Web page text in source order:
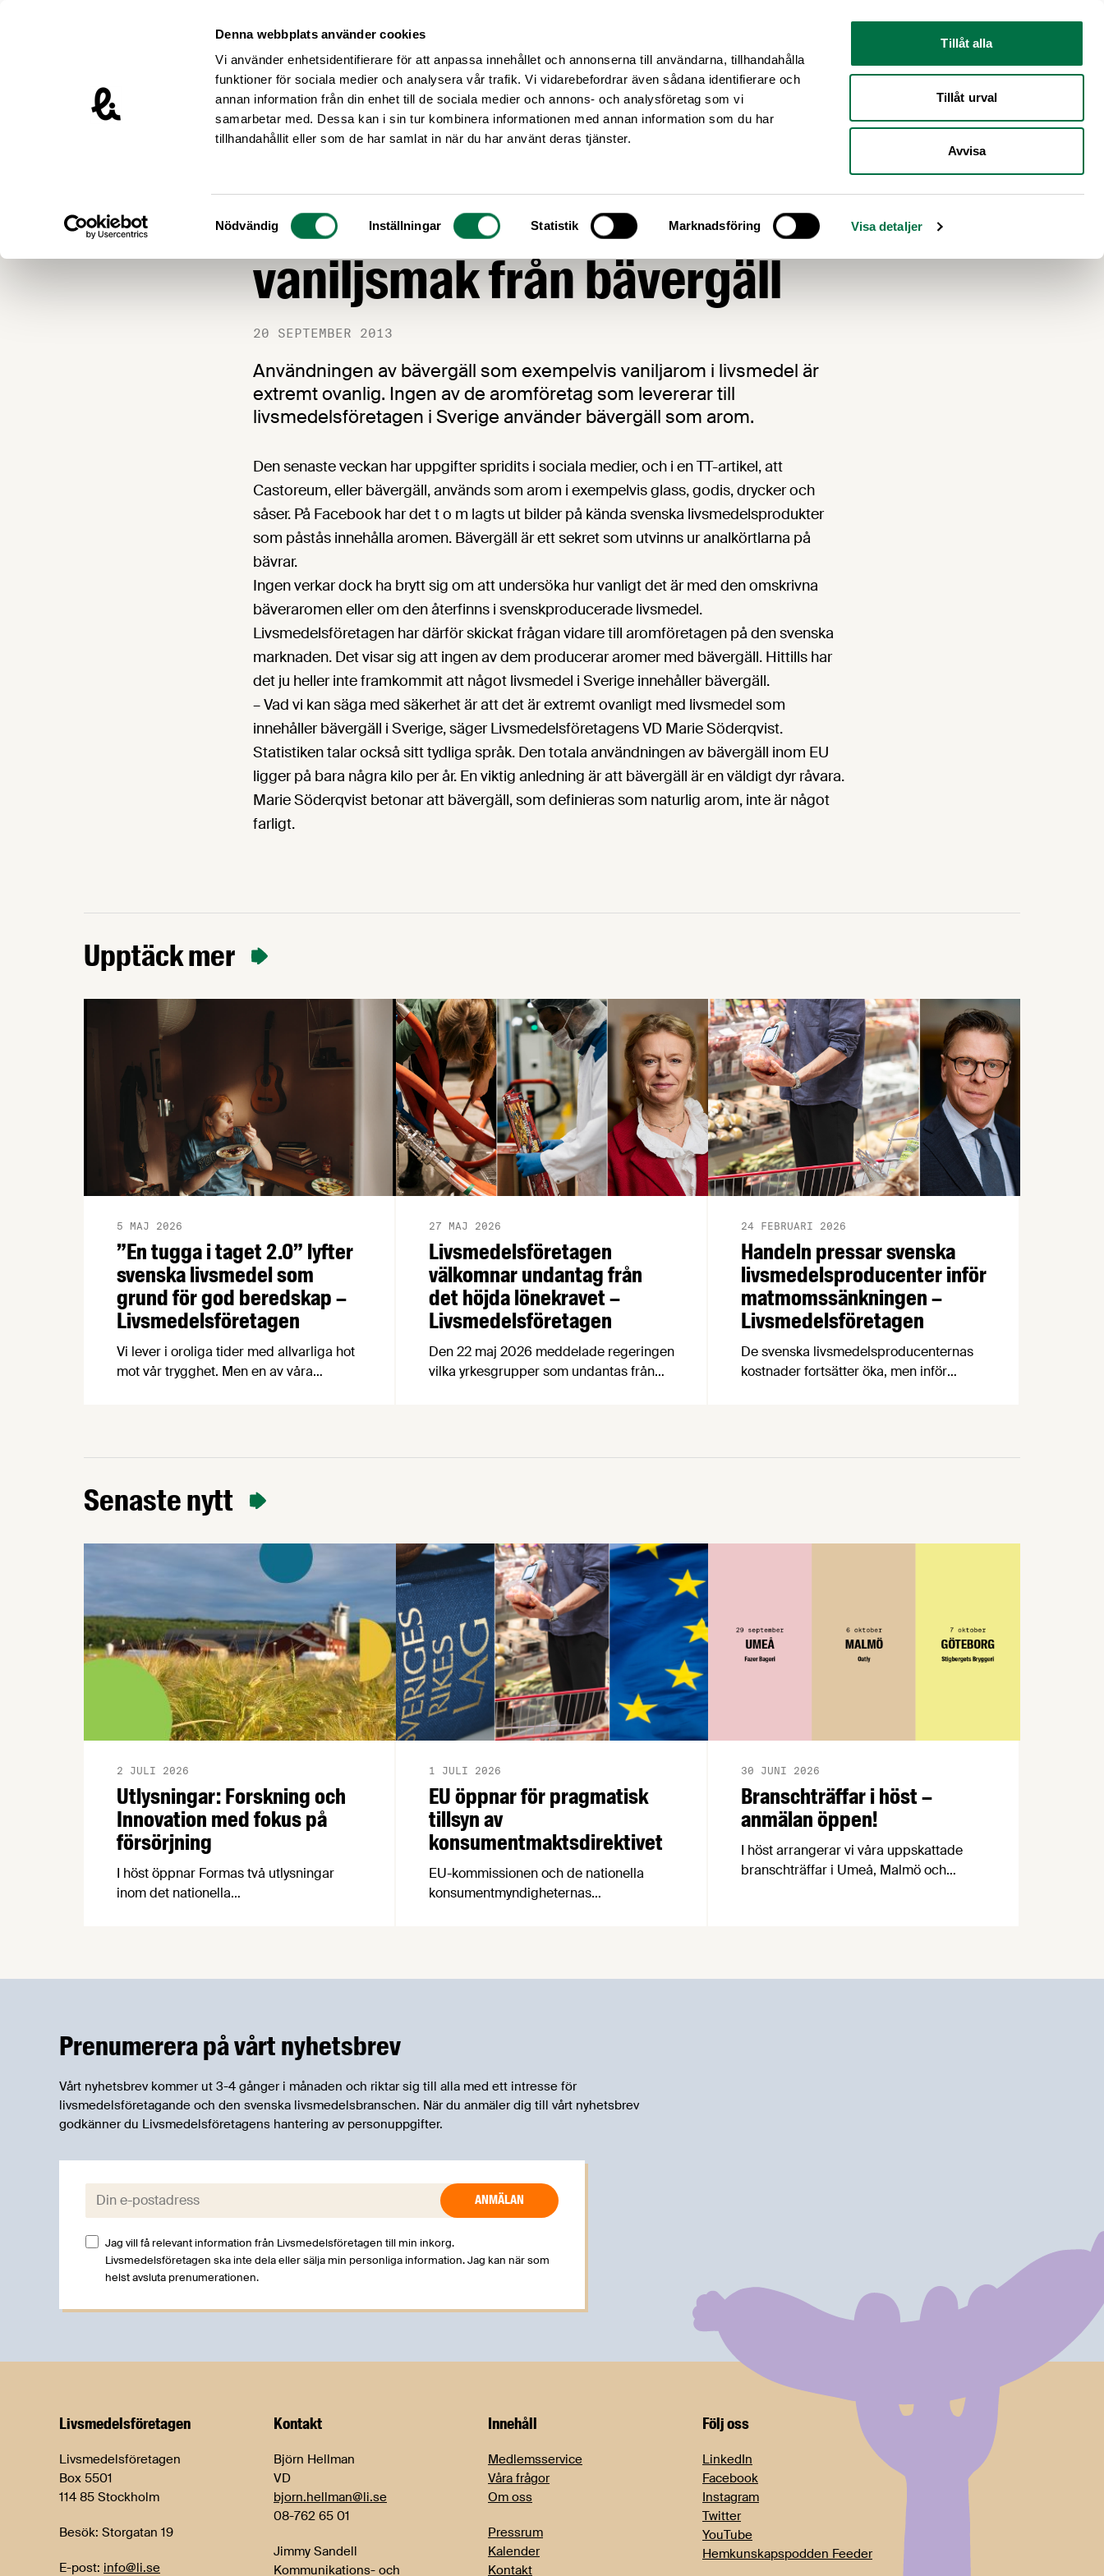
Denna webbplats använder cookies
Vi använder enhetsidentifierare för att anpassa innehållet och annonserna till användarna, tillhandahålla
funktioner för sociala medier och analysera vår trafik. Vi vidarebefordrar även sådana identifierare och
annan information från din enhet till de sociala medier och annons- och analysföretag som vi
samarbetar med. Dessa kan i sin tur kombinera informationen med annan information som du har
tillhandahållit eller som de har samlat in när du har använt deras tjänster.
Samtyckesval
Nödvändig Inställningar Statistik Marknadsföring Visa detaljer
Tillåt alla
Tillåt urval
Avvisa
Livsmedelsföretagen – till startsidan
Nyheter
Extremt ovanligt med
vaniljsmak från bävergäll
20 SEPTEMBER 2013
Användningen av bävergäll som exempelvis vaniljarom i livsmedel är
extremt ovanlig. Ingen av de aromföretag som levererar till
livsmedelsföretagen i Sverige använder bävergäll som arom.
Den senaste veckan har uppgifter spridits i sociala medier, och i en TT-artikel, att
Castoreum, eller bävergäll, används som arom i exempelvis glass, godis, drycker och
såser. På Facebook har det t o m lagts ut bilder på kända svenska livsmedelsprodukter
som påstås innehålla aromen. Bävergäll är ett sekret som utvinns ur analkörtlarna på
bävrar.
Ingen verkar dock ha brytt sig om att undersöka hur vanligt det är med den omskrivna
bäveraromen eller om den återfinns i svenskproducerade livsmedel.
Livsmedelsföretagen har därför skickat frågan vidare till aromföretagen på den svenska
marknaden. Det visar sig att ingen av dem producerar aromer med bävergäll. Hittills har
det ju heller inte framkommit att något livsmedel i Sverige innehåller bävergäll.
– Vad vi kan säga med säkerhet är att det är extremt ovanligt med livsmedel som
innehåller bävergäll i Sverige, säger Livsmedelsföretagens VD Marie Söderqvist.
Statistiken talar också sitt tydliga språk. Den totala användningen av bävergäll inom EU
ligger på bara några kilo per år. En viktig anledning är att bävergäll är en väldigt dyr råvara.
Marie Söderqvist betonar att bävergäll, som definieras som naturlig arom, inte är något
farligt.
Upptäck mer
”En tugga i taget 2.0” lyfter
svenska livsmedel som
grund för god beredskap –
Livsmedelsföretagen
5 MAJ 2026
Vi lever i oroliga tider med allvarliga hot
mot vår trygghet. Men en av våra
uppdaterat fjolårets kampanj ”En tugga i
taget” med nya …
Livsmedelsföretagen
välkomnar undantag från
det höjda lönekravet –
Livsmedelsföretagen
27 MAJ 2026
Den 22 maj 2026 meddelade regeringen
vilka yrkesgrupper som undantas från
säsongsanställning.
Handeln pressar svenska
livsmedelsproducenter inför
matmomssänkningen –
Livsmedelsföretagen
24 FEBRUARI 2026
De svenska livsmedelsproducenternas
kostnader fortsätter öka, men inför
Livsmedelsföretagens konjunkturbrev för
Senaste nytt
Utlysningar: Forskning och
Innovation med fokus på
försörjning
2 JULI 2026
I höst öppnar Formas två utlysningar
inom det nationella
innovationer som stärker Sveriges
livsmedelsförsörjning.
EU öppnar för pragmatisk
tillsyn av
konsumentmaktsdirektivet
1 JULI 2026
EU-kommissionen och de nationella
konsumentmyndigheternas
Branschträffar i höst –
anmälan öppen!
30 JUNI 2026
I höst arrangerar vi våra uppskattade
branschträffar i Umeå, Malmö och
Prenumerera på vårt nyhetsbrev
Vårt nyhetsbrev kommer ut 3-4 gånger i månaden och riktar sig till alla med ett intresse för
livsmedelsföretagande och den svenska livsmedelsbranschen. När du anmäler dig till vårt nyhetsbrev
godkänner du Livsmedelsföretagens hantering av personuppgifter.
E-post:
Jag vill få relevant information från Livsmedelsföretagen till min inkorg.
Livsmedelsföretagen ska inte dela eller sälja min personliga information. Jag kan när som
helst avsluta prenumerationen.
Livsmedels­företagen
Livsmedelsföretagen
Box 5501
114 85 Stockholm
Besök: Storgatan 19
E-post: info@li.se
Kontakt
Björn Hellman
VD
bjorn.hellman@li.se
08-762 65 01
Jimmy Sandell
Kommunikations- och
Innehåll
Medlemsservice
Våra frågor
Om oss
Pressrum
Kalender
Kontakt
Följ oss
LinkedIn
Facebook
Instagram
Twitter
YouTube
Hemkunskapspodden Feeder